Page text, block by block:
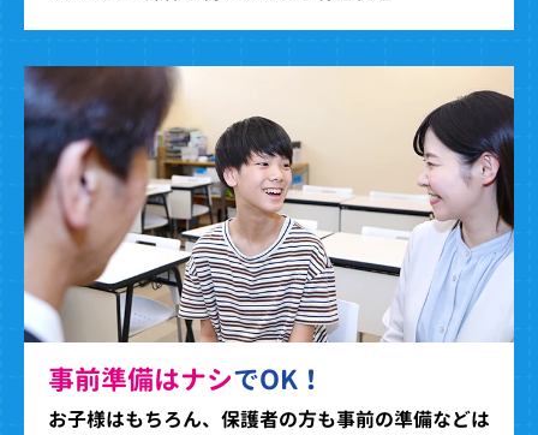
事前準備はナシでOK！
お子様はもちろん、保護者の方も事前の準備などは